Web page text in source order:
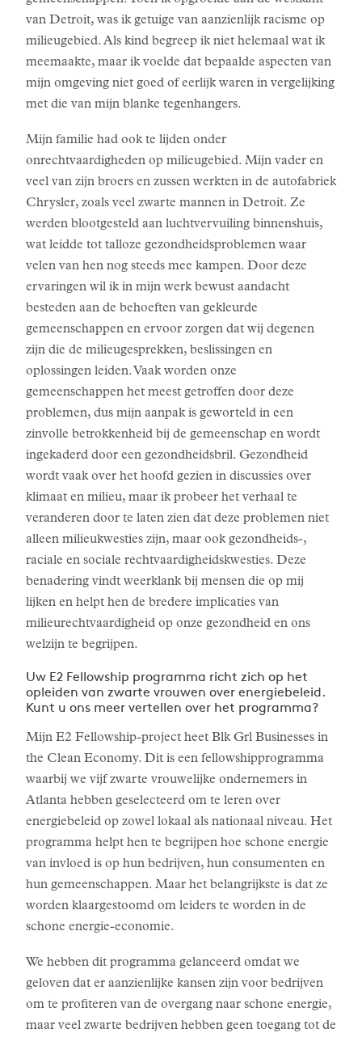
van Detroit, was ik getuige van aanzienlijk racisme op
milieugebied. Als kind begreep ik niet helemaal wat ik
meemaakte, maar ik voelde dat bepaalde aspecten van
mijn omgeving niet goed of eerlijk waren in vergelijking
met die van mijn blanke tegenhangers.
Mijn familie had ook te lijden onder
onrechtvaardigheden op milieugebied. Mijn vader en
veel van zijn broers en zussen werkten in de autofabriek
Chrysler, zoals veel zwarte mannen in Detroit. Ze
werden blootgesteld aan luchtvervuiling binnenshuis,
wat leidde tot talloze gezondheidsproblemen waar
velen van hen nog steeds mee kampen. Door deze
ervaringen wil ik in mijn werk bewust aandacht
besteden aan de behoeften van gekleurde
gemeenschappen en ervoor zorgen dat wij degenen
zijn die de milieugesprekken, beslissingen en
oplossingen leiden. Vaak worden onze
gemeenschappen het meest getroffen door deze
problemen, dus mijn aanpak is geworteld in een
zinvolle betrokkenheid bij de gemeenschap en wordt
ingekaderd door een gezondheidsbril. Gezondheid
wordt vaak over het hoofd gezien in discussies over
klimaat en milieu, maar ik probeer het verhaal te
veranderen door te laten zien dat deze problemen niet
alleen milieukwesties zijn, maar ook gezondheids-,
raciale en sociale rechtvaardigheidskwesties. Deze
benadering vindt weerklank bij mensen die op mij
lijken en helpt hen de bredere implicaties van
milieurechtvaardigheid op onze gezondheid en ons
welzijn te begrijpen.
Uw E2 Fellowship programma richt zich op het
opleiden van zwarte vrouwen over energiebeleid.
Kunt u ons meer vertellen over het programma?
Mijn E2 Fellowship-project heet Blk Grl Businesses in
the Clean Economy. Dit is een fellowshipprogramma
waarbij we vijf zwarte vrouwelijke ondernemers in
Atlanta hebben geselecteerd om te leren over
energiebeleid op zowel lokaal als nationaal niveau. Het
programma helpt hen te begrijpen hoe schone energie
van invloed is op hun bedrijven, hun consumenten en
hun gemeenschappen. Maar het belangrijkste is dat ze
worden klaargestoomd om leiders te worden in de
schone energie-economie.
We hebben dit programma gelanceerd omdat we
geloven dat er aanzienlijke kansen zijn voor bedrijven
om te profiteren van de overgang naar schone energie,
maar veel zwarte bedrijven hebben geen toegang tot de